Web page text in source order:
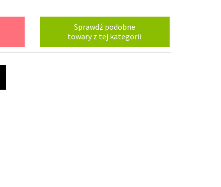
Sprawdź podobne
towary z tej kategorii